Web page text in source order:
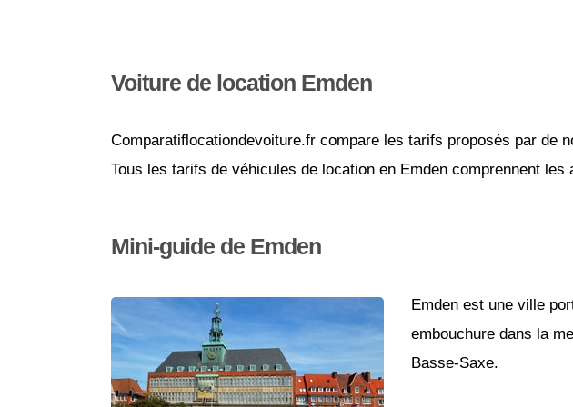
Voiture de location Emden
Comparatiflocationdevoiture.fr compare les tarifs proposés par de
Tous les tarifs de véhicules de location en Emden comprennent
Mini-guide de Emden
Emden est une ville
embouchure dans la
Basse-Saxe.